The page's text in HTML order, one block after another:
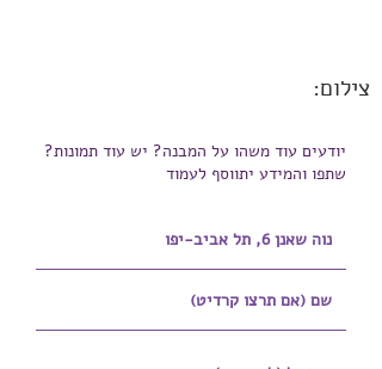
צילום:
יודעים עוד משהו על המבנה? יש עוד תמונות?
שתפו והמידע יתווסף לעמוד